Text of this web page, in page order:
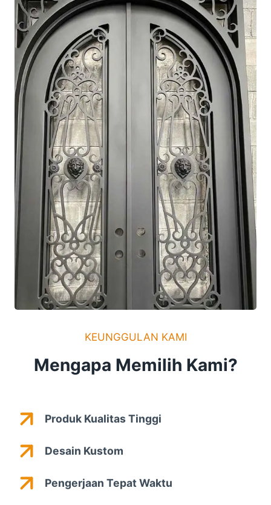
KEUNGGULAN KAMI
Mengapa Memilih Kami?
Produk Kualitas Tinggi
Desain Kustom
Pengerjaan Tepat Waktu